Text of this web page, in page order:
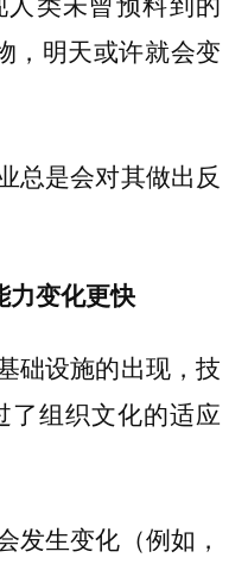
，明天或许就会变
总是会对其做出反
力变化更快
础设施的出现，技
了组织文化的适应
发生变化（例如，